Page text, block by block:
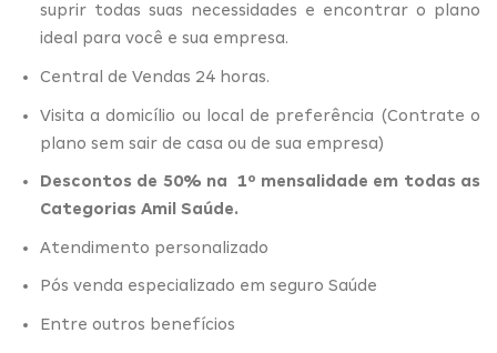
suprir todas suas necessidades e encontrar o plano
ideal para você e sua empresa.
Central de Vendas 24 horas.
Visita a domicílio ou local de preferência (Contrate o
plano sem sair de casa ou de sua empresa)
Descontos de 50% na 1º mensalidade em todas as
Categorias Amil Saúde.
Atendimento personalizado
Pós venda especializado em seguro Saúde
Entre outros benefícios